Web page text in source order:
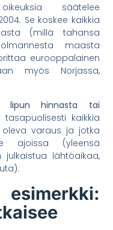
säätelee
Se koskee kaikkia
(millä tahansa
maasta
eurooppalainen
myös Norjassa,
lipun hinnasta tai
kaikkia
varaus ja jotka
ajoissa (yleensä
lähtöaikaa,